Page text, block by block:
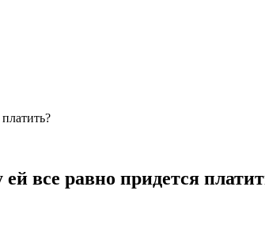
все равно придется